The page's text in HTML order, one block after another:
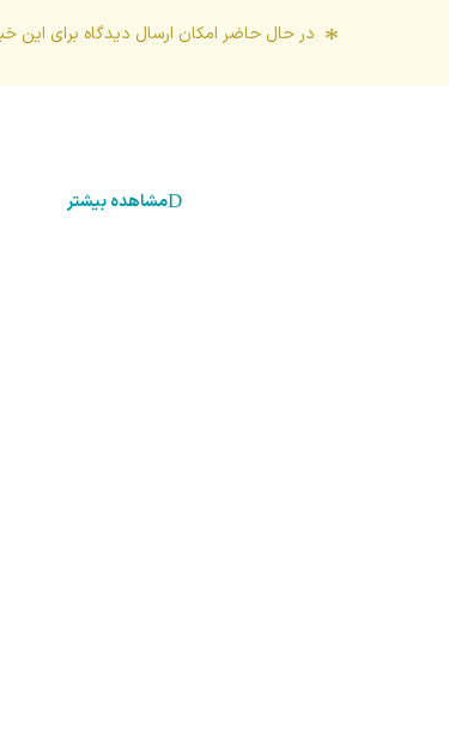
در حال حاضر امکان ارسال دیدگاه برای این
مشاهده بیشتر